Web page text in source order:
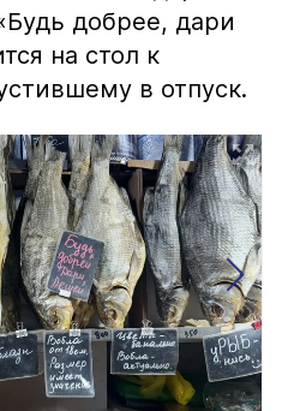
добрее, дари
на стол к
в отпуск.